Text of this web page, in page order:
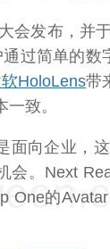
会发布，并
过简单的数
HoloLens带
致。
面向企业，
会。Next
One的